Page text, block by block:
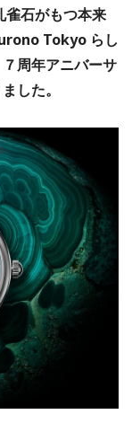
雀石がもつ本来
Tokyo らし
周年アニバーサ
した。